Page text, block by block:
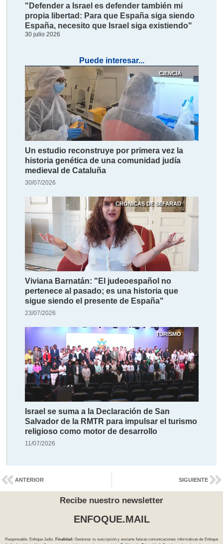
"Defender a Israel es defender también mi
propia libertad: Para que España siga siendo
España, necesito que Israel siga existiendo"
30 julio 2026
Puede interesar...
CIENCIA
Un estudio reconstruye por primera vez la
historia genética de una comunidad judía
medieval de Cataluña
30/07/2026
CRÓNICAS DE SEFARAD
Viviana Barnatán: "El judeoespañol no
pertenece al pasado; es una historia que
sigue siendo el presente de España"
23/07/2026
TURISMO
Israel se suma a la Declaración de San
Salvador de la RMTR para impulsar el turismo
religioso como motor de desarrollo
11/07/2026
ANTERIOR SIGUIENTE
Recibe nuestro newsletter
ENFOQUE.MAIL
Responsable: Enfoque Judío. Finalidad: Gestionar tu suscripción y enviarte futuras comunicaciones informativas de Enfoque